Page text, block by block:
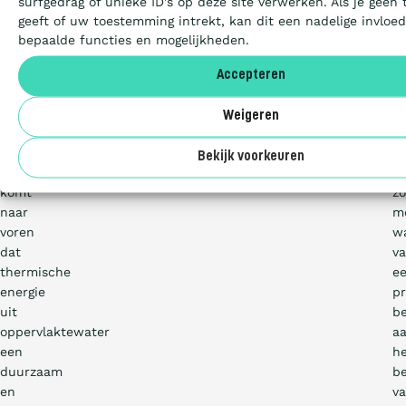
geeft of uw toestemming intrekt, kan dit een nadelige
bepaalde functies en mogelijkheden.
Accepteren
Weigeren
Bekijk voorkeuren
oppervlaktewater.
onderzoek
van
Rijkswsaterstaat
Unie
van
Waterschappen
komt
naar
voren
dat
thermische
energie
uit
oppervlaktewater
een
duurzaam
en
Aanbesteden
Artikelen
Over ons